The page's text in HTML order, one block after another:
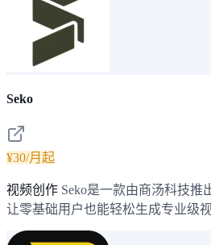
Seko
¥30/月起
视频创作 Seko是一款由商汤科技推
让零基础用户也能轻松生成专业级视